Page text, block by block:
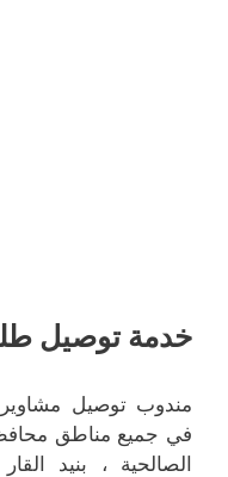
خدمة توصيل
مندوب توصيل
في جميع مناطق
الصالحية ، بنيد